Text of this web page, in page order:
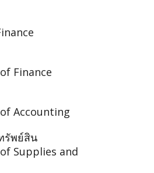
Finance
Accounting
รัพย์สิน
Supplies and